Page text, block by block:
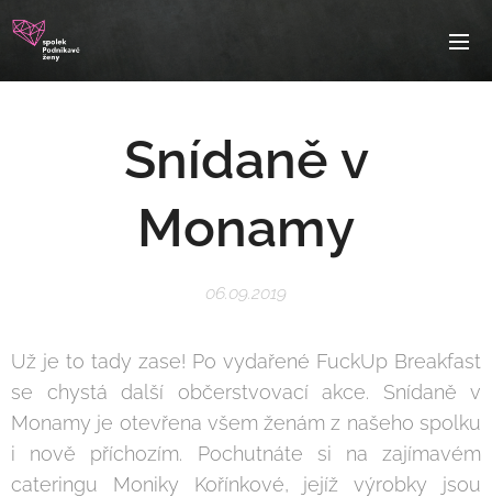
Snídaně v
Monamy
06.09.2019
Už je to tady zase! Po vydařené FuckUp Breakfast
se chystá další občerstvovací akce. Snídaně v
Monamy je otevřena všem ženám z našeho spolku
i nově příchozím. Pochutnáte si na zajímavém
cateringu Moniky Kořínkové, jejíž výrobky jsou